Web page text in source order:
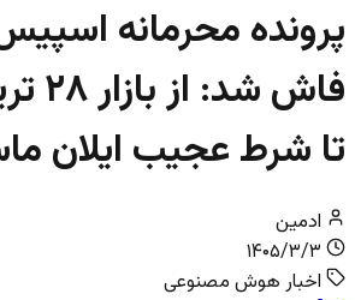
پرونده محرمانه
فاش
تا شرط عجیب ایلان
ادمین
۱۴۰۵/۳/۳
اخبار هوش مصنوعی